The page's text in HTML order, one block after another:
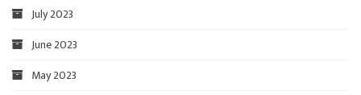
July 2023
June 2023
May 2023